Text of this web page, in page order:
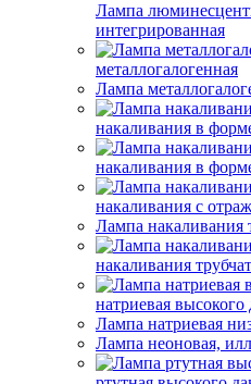
Лампа
интегрированная
металлогалогенная
Лампа
накаливания в
накаливания в
накаливания с
Лампа накаливания
накаливания
натриевая высокого
Лампа натриевая
Лампа неоновая,